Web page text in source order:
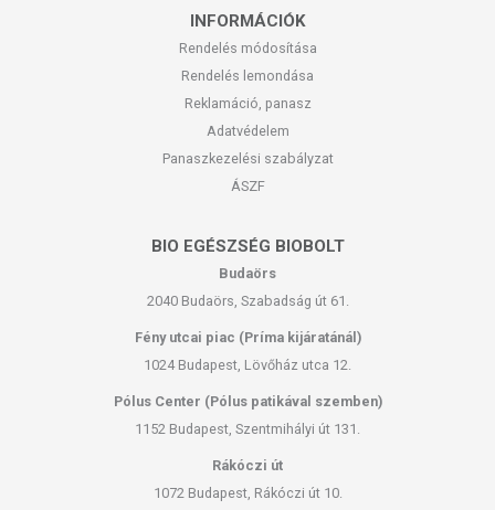
INFORMÁCIÓK
Rendelés módosítása
Rendelés lemondása
Reklamáció, panasz
Adatvédelem
Panaszkezelési szabályzat
ÁSZF
BIO EGÉSZSÉG BIOBOLT
Budaörs
2040 Budaörs, Szabadság út 61.
Fény utcai piac (Príma kijáratánál)
1024 Budapest, Lövőház utca 12.
Pólus Center (Pólus patikával szemben)
1152 Budapest, Szentmihályi út 131.
Rákóczi út
1072 Budapest, Rákóczi út 10.